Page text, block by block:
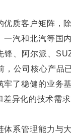
优质客户矩阵，
一汽和北汽等国
锋、阿尔派、
，公司核心产品
牢了稳健的业务
异化的技术需
体系管理能力与